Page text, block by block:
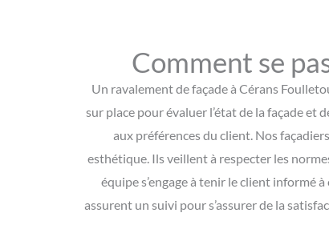
Comment se
Un ravalement de façade à Cérans
sur place pour évaluer l’état de la façade
aux préférences du client. Nos
esthétique. Ils veillent à respecter les
équipe s’engage à tenir le client informé
assurent un suivi pour s’assurer de la